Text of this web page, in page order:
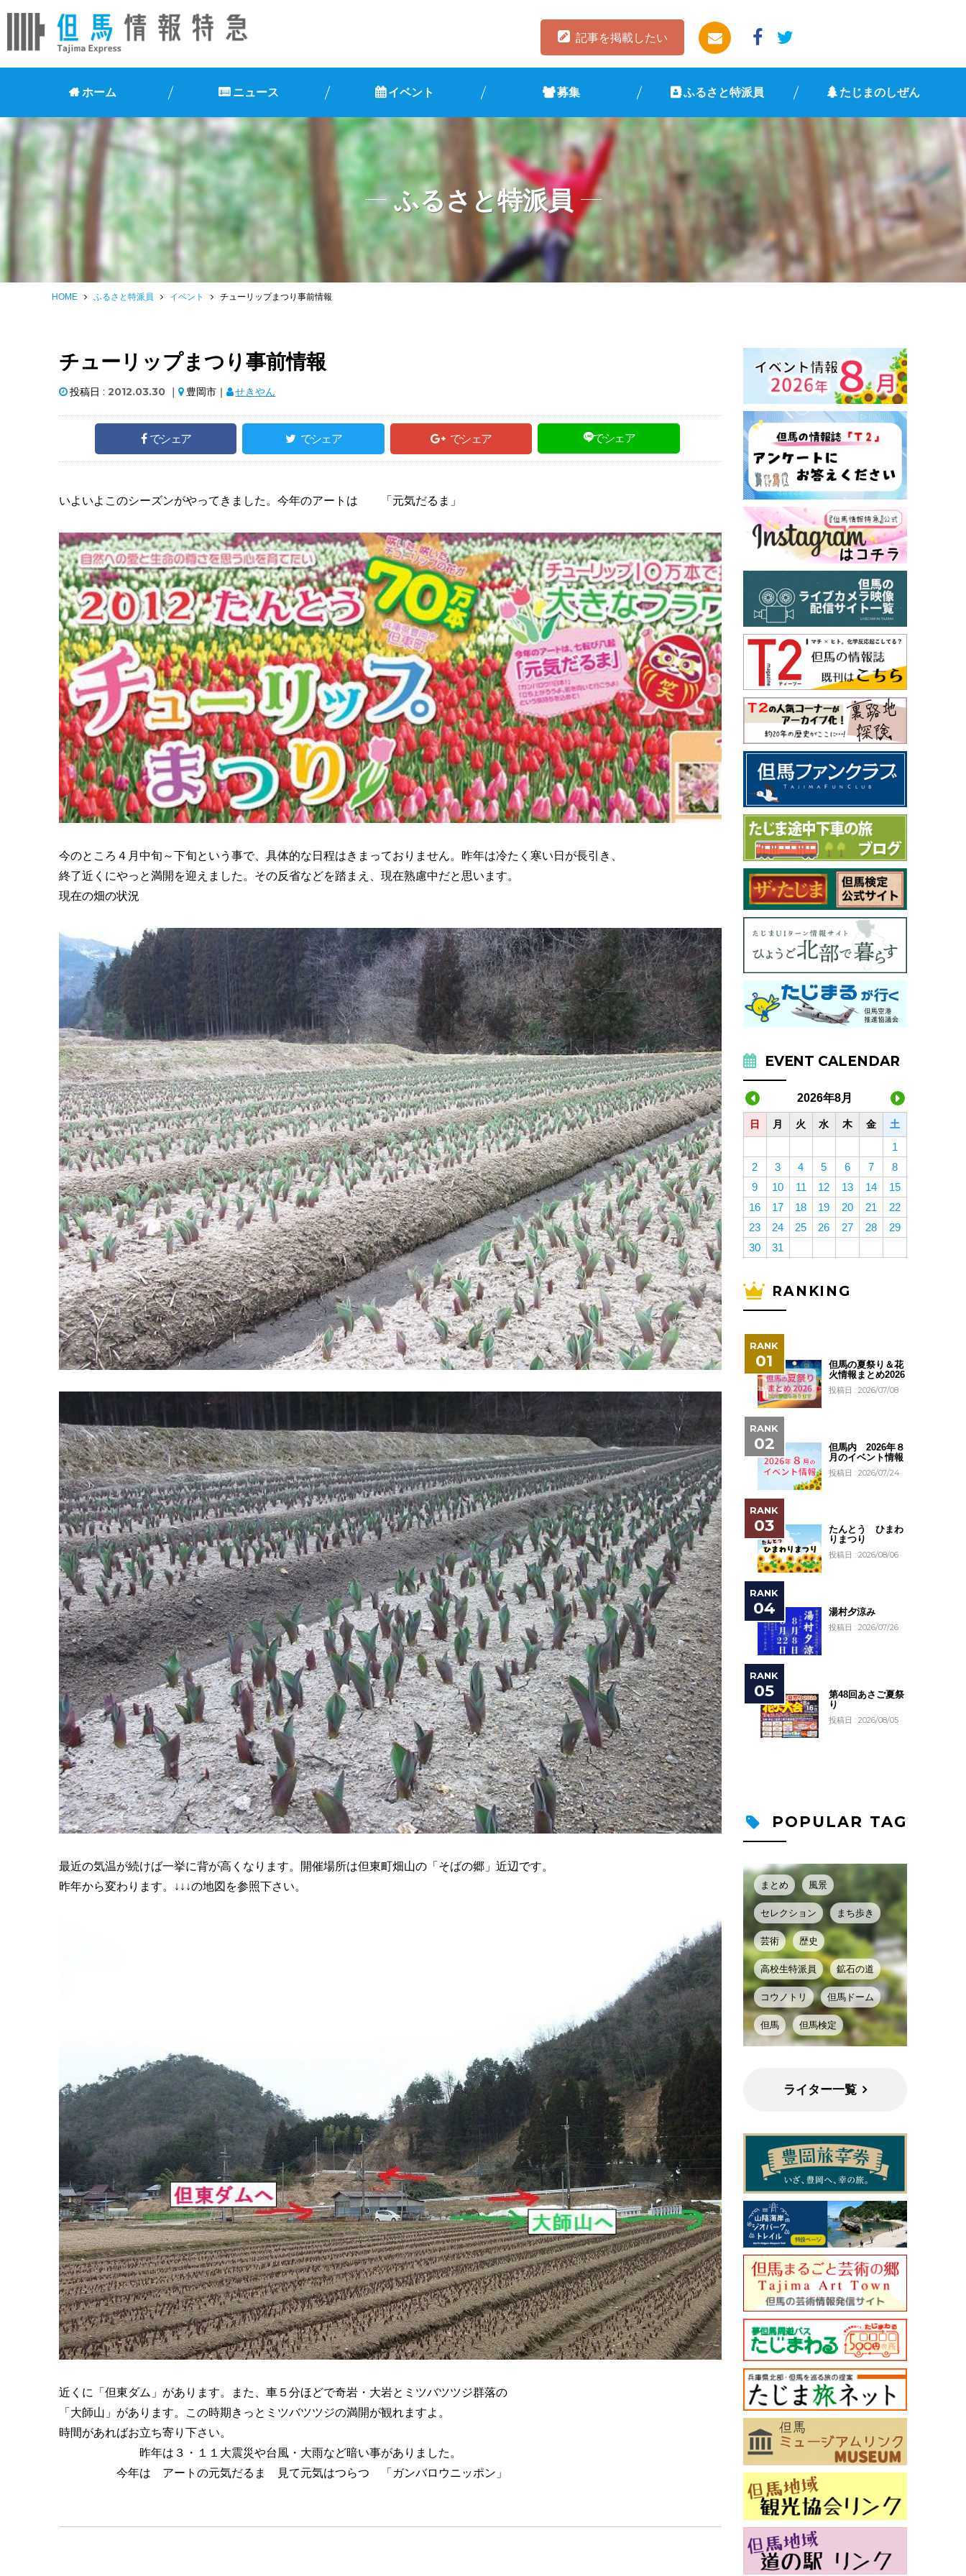
記事を掲載したい
ホーム ニュース イベント 募集 ふるさと特派員 たじまのしぜん
ふるさと特派員
HOME ふるさと特派員 イベント チューリップまつり事前情報
チューリップまつり事前情報
投稿日 : 2012.03.30｜ 豊岡市｜ せきやん
でシェア でシェア でシェア でシェア
いよいよこのシーズンがやってきました。今年のアートは 「元気だるま」
今のところ４月中旬～下旬という事で、具体的な日程はきまっておりません。昨年は冷たく寒い日が長引き、
終了近くにやっと満開を迎えました。その反省などを踏まえ、現在熟慮中だと思います。
現在の畑の状況
最近の気温が続けば一挙に背が高くなります。開催場所は但東町畑山の「そばの郷」近辺です。
昨年から変わります。↓↓↓の地図を参照下さい。
近くに「但東ダム」があります。また、車５分ほどで奇岩・大岩とミツバツツジ群落の
「大師山」があります。この時期きっとミツバツツジの満開が観れますよ。
時間があればお立ち寄り下さい。
昨年は３・１１大震災や台風・大雨など暗い事がありました。
今年は アートの元気だるま 見て元気はつらつ 「ガンバロウニッポン」
EVENT CALENDAR
2026年8月
日 月 火 水 木 金 土
1
2
3 4 5 6 7
8
9
10 11 12 13 14
15
16
17 18 19 20 21
22
23
24 25 26 27 28
29
30
31
RANKING
但馬の夏祭り＆花
火情報まとめ2026
投稿日 : 2026/07/08
但馬内 2026年８
月のイベント情報
投稿日 : 2026/07/24
たんとう ひまわ
りまつり
投稿日 : 2026/08/06
湯村夕涼み
投稿日 : 2026/07/26
第48回あさご夏祭
り
投稿日 : 2026/08/05
POPULAR TAG
まとめ 風景
セレクション まち歩き
芸術 歴史
高校生特派員 鉱石の道
コウノトリ 但馬ドーム
但馬 但馬検定
ライター一覧